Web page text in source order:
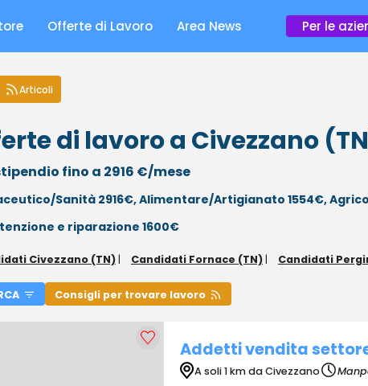
Offerte di Lavoro Area News Per le
Articoli
di lavoro a Civezzano
fino a 2916 €/mese
Sanità 2916€,Alimentare/Artigianato 1554€,
e riparazione 1600€
Civezzano (TN) | Candidati Fornace (TN) | Candidati
Consigli per trovare lavoro
Addetti vendita
A soli 1 km da Civezzano